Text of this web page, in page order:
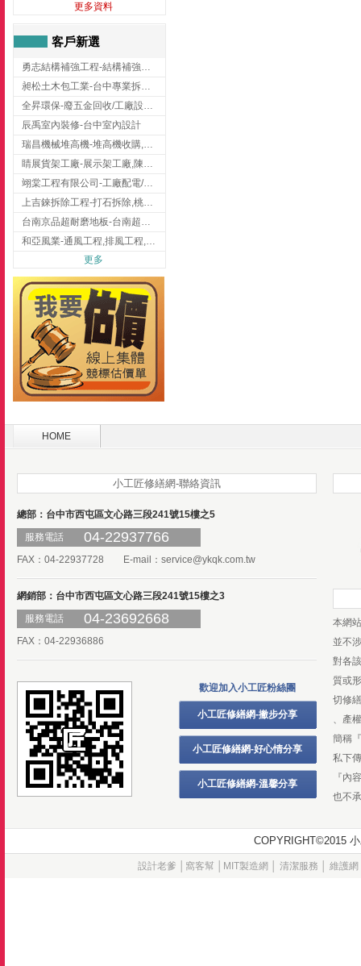
更多資料
客戶新選
勇志結構補強工程-結構補強工程 ,桃園結構補強工程,龍潭結構補強工程
昶松土木包工業-台中專業拆除工程/挖土機出租
全昇環保-廢五金回收/工廠設備收購/機械設備回收/高價收購廠房設備
辰禹室內裝修-台中室內設計
瑞昌機械堆高機-堆高機收購,新北市堆高機,桃園堆高機
睛展貨架工廠-展示架工廠,陳列架,台中展示架工廠
翊棠工程有限公司-工廠配電/高雄消防機電公司
上吉錸拆除工程-打石拆除,桃園打石拆除,桃園拆除工程
台南京品超耐磨地板-台南超耐磨地板
和亞風業-通風工程,排風工程,彰化通風工程,彰化排風工程
更多
HOME
小工匠修繕網-聯絡資訊
總部：台中市西屯區文心路三段241號15樓之5
服務電話
04-22937766
FAX：04-22937728 E-mail： service@ykqk.com.tw
網銷部：台中市西屯區文心路三段241號15樓之3
服務電話
04-23692668
FAX：04-22936886
歡迎加入小工匠粉絲團
小工匠修繕網-撇步分享
小工匠修繕網-好心情分享
小工匠修繕網-溫馨分享
本網
並不
對各
質或
切修
、產
簡稱
私下
『內
也不
設計老爹 窩客幫│ MIT製造網 清潔服務 維護網